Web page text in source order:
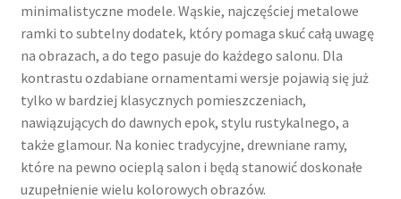
minimalistyczne modele. Wąskie, najczęściej metalowe
ramki to subtelny dodatek, który pomaga skuć całą uwagę
na obrazach, a do tego pasuje do każdego salonu. Dla
kontrastu ozdabiane ornamentami wersje pojawią się już
tylko w bardziej klasycznych pomieszczeniach,
nawiązujących do dawnych epok, stylu rustykalnego, a
także glamour. Na koniec tradycyjne, drewniane ramy,
które na pewno ocieplą salon i będą stanowić doskonałe
uzupełnienie wielu kolorowych obrazów.